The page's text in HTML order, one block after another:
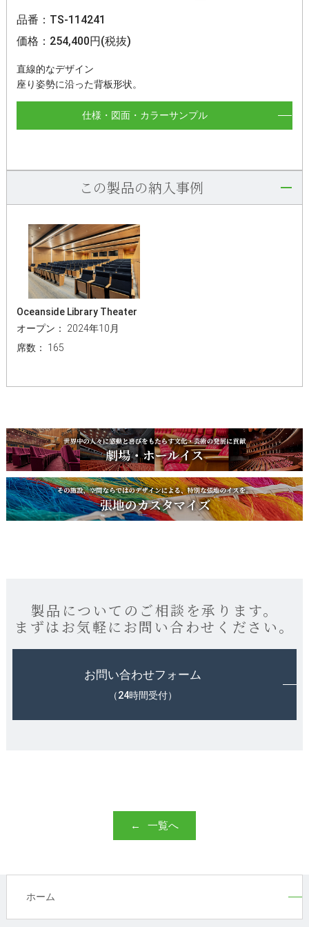
品番：TS-114241
価格：254,400円(税抜)
直線的なデザイン
座り姿勢に沿った背板形状。
仕様・図面・カラーサンプル
この製品の納入事例
Oceanside Library Theater
オープン： 2024年10月
席数： 165
製品についてのご相談を承ります。
まずはお気軽にお問い合わせください。
お問い合わせフォーム
（24時間受付）
一覧へ
ホーム